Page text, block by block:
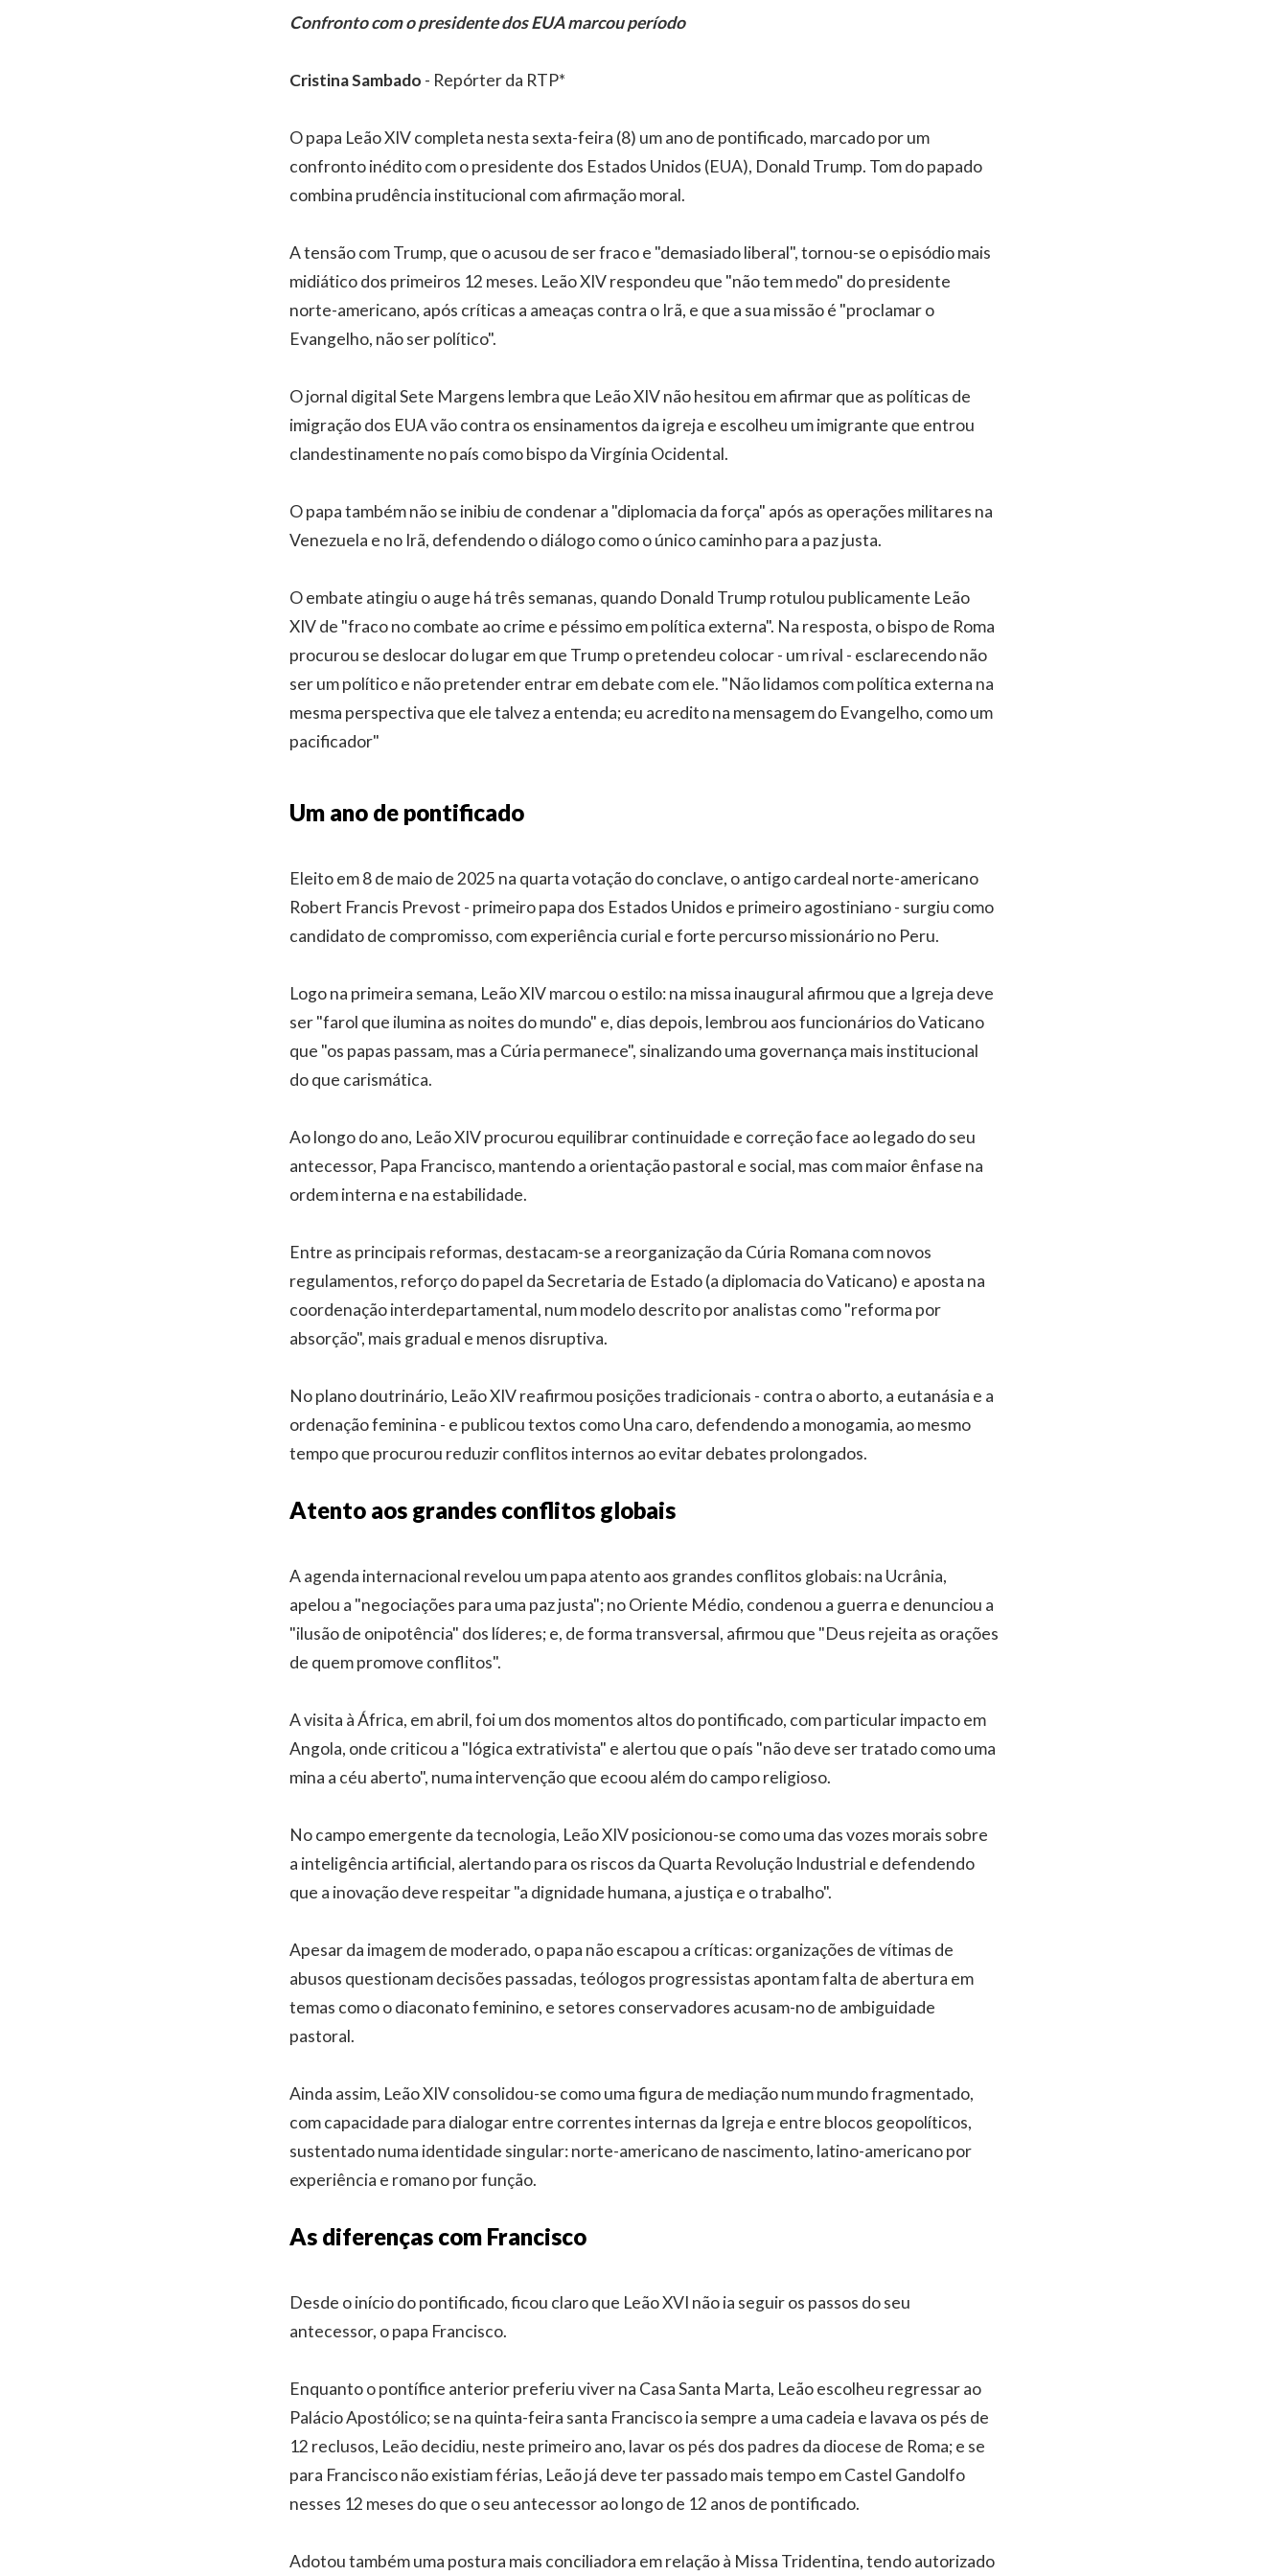
Confronto com o presidente dos EUA marcou período
Cristina Sambado - Repórter da RTP*
O papa Leão XIV completa nesta sexta-feira (8) um ano de pontificado, marcado por um
confronto inédito com o presidente dos Estados Unidos (EUA), Donald Trump. Tom do papado
combina prudência institucional com afirmação moral.
A tensão com Trump, que o acusou de ser fraco e "demasiado liberal", tornou-se o episódio mais
midiático dos primeiros 12 meses. Leão XIV respondeu que "não tem medo" do presidente
norte-americano, após críticas a ameaças contra o Irã, e que a sua missão é "proclamar o
Evangelho, não ser político".
O jornal digital Sete Margens lembra que Leão XIV não hesitou em afirmar que as políticas de
imigração dos EUA vão contra os ensinamentos da igreja e escolheu um imigrante que entrou
clandestinamente no país como bispo da Virgínia Ocidental.
O papa também não se inibiu de condenar a "diplomacia da força" após as operações militares na
Venezuela e no Irã, defendendo o diálogo como o único caminho para a paz justa.
O embate atingiu o auge há três semanas, quando Donald Trump rotulou publicamente Leão
XIV de "fraco no combate ao crime e péssimo em política externa". Na resposta, o bispo de Roma
procurou se deslocar do lugar em que Trump o pretendeu colocar - um rival - esclarecendo não
ser um político e não pretender entrar em debate com ele. "Não lidamos com política externa na
mesma perspectiva que ele talvez a entenda; eu acredito na mensagem do Evangelho, como um
pacificador"
Um ano de pontificado
Eleito em 8 de maio de 2025 na quarta votação do conclave, o antigo cardeal norte-americano
Robert Francis Prevost - primeiro papa dos Estados Unidos e primeiro agostiniano - surgiu como
candidato de compromisso, com experiência curial e forte percurso missionário no Peru.
Logo na primeira semana, Leão XIV marcou o estilo: na missa inaugural afirmou que a Igreja deve
ser "farol que ilumina as noites do mundo" e, dias depois, lembrou aos funcionários do Vaticano
que "os papas passam, mas a Cúria permanece", sinalizando uma governança mais institucional
do que carismática.
Ao longo do ano, Leão XIV procurou equilibrar continuidade e correção face ao legado do seu
antecessor, Papa Francisco, mantendo a orientação pastoral e social, mas com maior ênfase na
ordem interna e na estabilidade.
Entre as principais reformas, destacam-se a reorganização da Cúria Romana com novos
regulamentos, reforço do papel da Secretaria de Estado (a diplomacia do Vaticano) e aposta na
coordenação interdepartamental, num modelo descrito por analistas como "reforma por
absorção", mais gradual e menos disruptiva.
No plano doutrinário, Leão XIV reafirmou posições tradicionais - contra o aborto, a eutanásia e a
ordenação feminina - e publicou textos como Una caro, defendendo a monogamia, ao mesmo
tempo que procurou reduzir conflitos internos ao evitar debates prolongados.
Atento aos grandes conflitos globais
A agenda internacional revelou um papa atento aos grandes conflitos globais: na Ucrânia,
apelou a "negociações para uma paz justa"; no Oriente Médio, condenou a guerra e denunciou a
"ilusão de onipotência" dos líderes; e, de forma transversal, afirmou que "Deus rejeita as orações
de quem promove conflitos".
A visita à África, em abril, foi um dos momentos altos do pontificado, com particular impacto em
Angola, onde criticou a "lógica extrativista" e alertou que o país "não deve ser tratado como uma
mina a céu aberto", numa intervenção que ecoou além do campo religioso.
No campo emergente da tecnologia, Leão XIV posicionou-se como uma das vozes morais sobre
a inteligência artificial, alertando para os riscos da Quarta Revolução Industrial e defendendo
que a inovação deve respeitar "a dignidade humana, a justiça e o trabalho".
Apesar da imagem de moderado, o papa não escapou a críticas: organizações de vítimas de
abusos questionam decisões passadas, teólogos progressistas apontam falta de abertura em
temas como o diaconato feminino, e setores conservadores acusam-no de ambiguidade
pastoral.
Ainda assim, Leão XIV consolidou-se como uma figura de mediação num mundo fragmentado,
com capacidade para dialogar entre correntes internas da Igreja e entre blocos geopolíticos,
sustentado numa identidade singular: norte-americano de nascimento, latino-americano por
experiência e romano por função.
As diferenças com Francisco
Desde o início do pontificado, ficou claro que Leão XVI não ia seguir os passos do seu
antecessor, o papa Francisco.
Enquanto o pontífice anterior preferiu viver na Casa Santa Marta, Leão escolheu regressar ao
Palácio Apostólico; se na quinta-feira santa Francisco ia sempre a uma cadeia e lavava os pés de
12 reclusos, Leão decidiu, neste primeiro ano, lavar os pés dos padres da diocese de Roma; e se
para Francisco não existiam férias, Leão já deve ter passado mais tempo em Castel Gandolfo
nesses 12 meses do que o seu antecessor ao longo de 12 anos de pontificado.
Adotou também uma postura mais conciliadora em relação à Missa Tridentina, tendo autorizado